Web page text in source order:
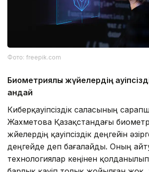
Фото: freepik.com
Биометриялық жүйелердің
қандай
Киберқауіпсіздік саласының
Жахметова Қазақстандағы
жүйелердің қауіпсіздік деңгейін
деңгейде деп бағалайды. Оның
технологиялар кеңінен